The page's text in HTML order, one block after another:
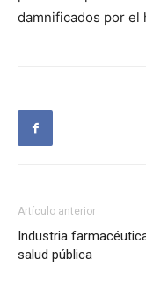
damnificados por el
Artículo anterior
Industria
salud pública